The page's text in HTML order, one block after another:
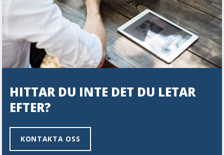
HITTAR DU INTE DET DU LETAR
EFTER?
KONTAKTA OSS